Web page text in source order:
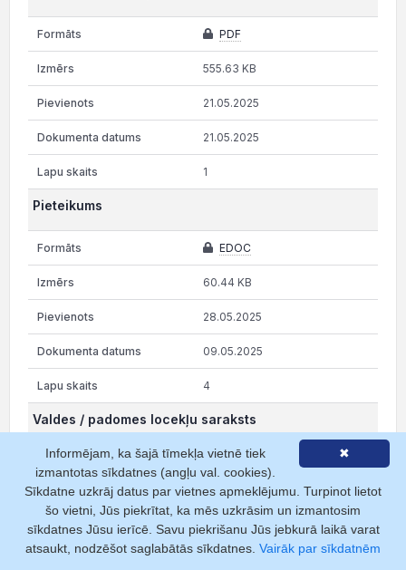
PDF
555.63 KB
21.05.2025
21.05.2025
1
Pieteikums
EDOC
60.44 KB
28.05.2025
09.05.2025
4
Valdes / padomes locekļu saraksts
EDOC
19.89 KB
28.05.2025
✖
Informējam, ka šajā tīmekļa vietnē tiek
izmantotas sīkdatnes (angļu val. cookies).
Sīkdatne uzkrāj datus par vietnes apmeklējumu. Turpinot lietot
šo vietni, Jūs piekrītat, ka mēs uzkrāsim un izmantosim
sīkdatnes Jūsu ierīcē. Savu piekrišanu Jūs jebkurā laikā varat
atsaukt, nodzēšot saglabātās sīkdatnes. Vairāk par sīkdatnēm